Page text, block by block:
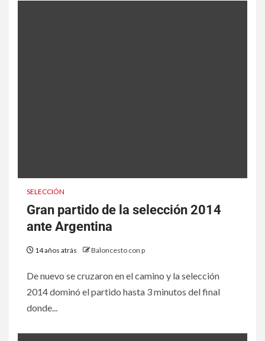
SELECCIÓN
Gran partido de la selección 2014
ante Argentina
14 años atrás Baloncesto con p
De nuevo se cruzaron en el camino y la selección
2014 dominó el partido hasta 3 minutos del final
donde...